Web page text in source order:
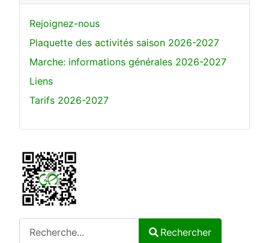
Rechercher
Rejoignez-nous
Plaquette des activités saison 2026-2027
Marche: informations générales 2026-2027
Liens
Tarifs 2026-2027